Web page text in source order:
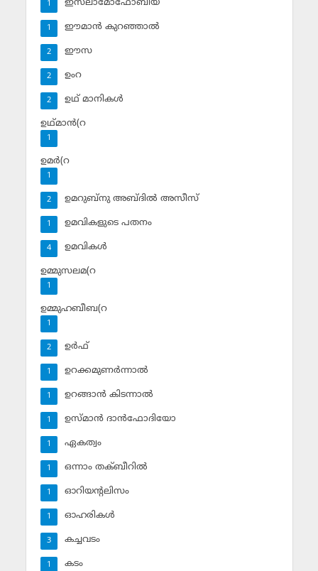
ഇസ്‌ലാമോഫോബിയ
1
ഈമാന്‍ കുറഞ്ഞാല്‍
1
ഈസ
2
ഉംറ
2
ഉഥ് മാനികള്‍
2
ഉഥ്മാന്‍(റ
1
ഉമര്‍(റ
1
ഉമറുബ്‌നു അബ്ദില്‍ അസീസ്‌
2
ഉമവികളുടെ പതനം
1
ഉമവികള്‍
4
ഉമ്മുസലമ(റ
1
ഉമ്മുഹബീബ(റ
1
ഉര്‍ഫ്
2
ഉറക്കമുണര്‍ന്നാല്‍
1
ഉറങ്ങാന്‍ കിടന്നാല്‍
1
ഉസ്മാന്‍ ദാന്‍ഫോദിയോ
1
ഏകത്വം
1
ഒന്നാം തക്ബീറില്‍
1
ഓറിയന്റലിസം
1
ഓഹരികള്‍
1
കച്ചവടം
3
കടം
1